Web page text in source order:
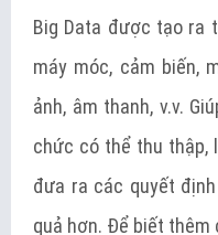
Big Data được tạo ra
máy móc, cảm biến,
ảnh, âm thanh, v.v.
chức có thể thu thập,
đưa ra các quyết
quả hơn. Để biết